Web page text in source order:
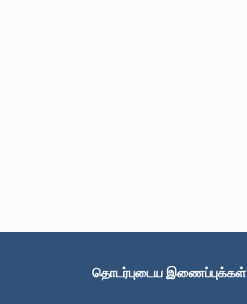
தொடர்புடைய இணைப்புக்கள்